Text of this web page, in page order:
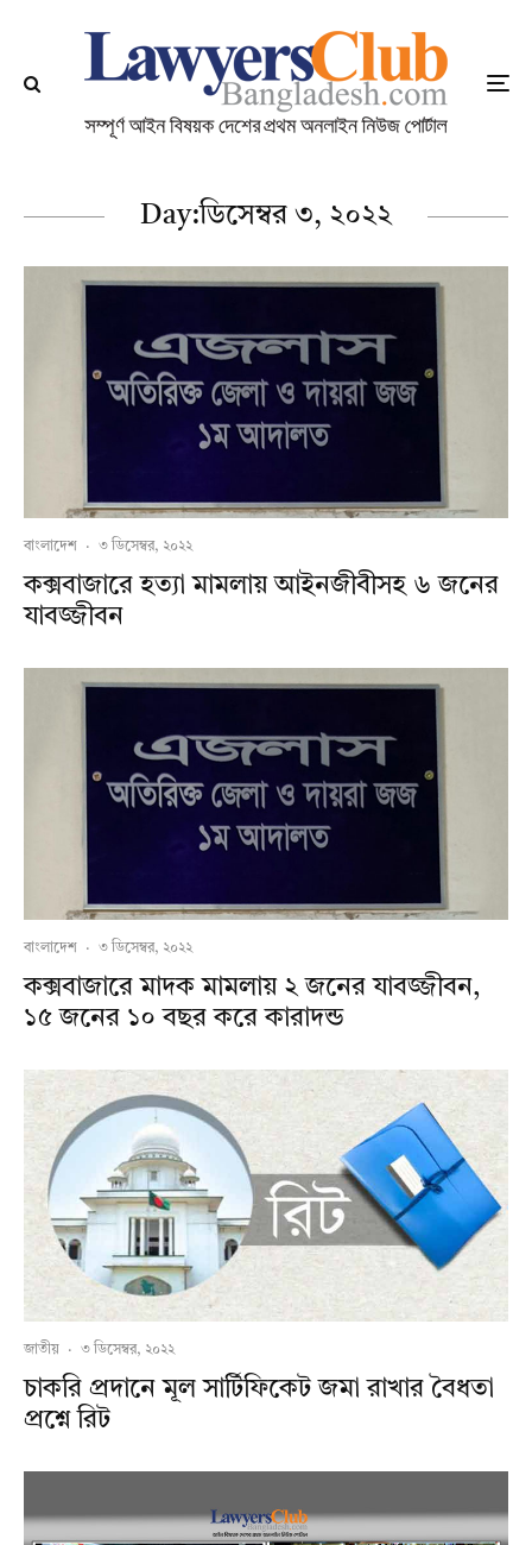
Day:ডিসেম্বর ৩, ২০২২
বাংলাদেশ · ৩ ডিসেম্বর, ২০২২
কক্সবাজারে হত্যা মামলায় আইনজীবীসহ ৬ জনের
যাবজ্জীবন
বাংলাদেশ · ৩ ডিসেম্বর, ২০২২
কক্সবাজারে মাদক মামলায় ২ জনের যাবজ্জীবন,
১৫ জনের ১০ বছর করে কারাদন্ড
জাতীয় · ৩ ডিসেম্বর, ২০২২
চাকরি প্রদানে মূল সার্টিফিকেট জমা রাখার বৈধতা
প্রশ্নে রিট